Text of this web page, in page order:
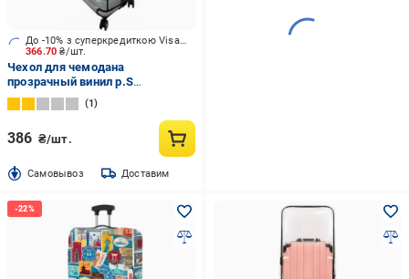
366.70₴/шт.
До -10% з суперкредиткою Visa Вигода
Чехол для чемодана
прозрачный винил р.S
прозрачный винил S
1
386 ₴/шт.
Cамовывоз Доставим